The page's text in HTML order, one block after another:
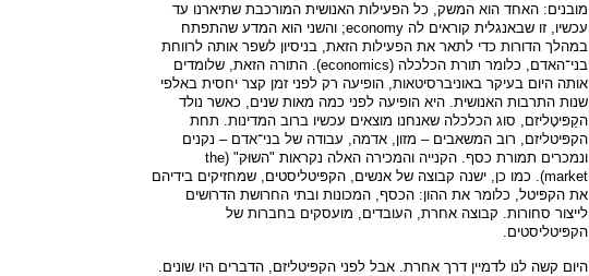
מובנים: האחד הוא המשק, כל הפעילות האנושית המורכבת שתיארנו עד
עכשיו, זו שבאנגלית קוראים לה economy; והשני הוא המדע שהתפתח
במהלך הדורות כדי לתאר את הפעילות הזאת, בניסיון לשפר אותה לרווחת
בני־האדם, כלומר תורת הכלכלה (economics). התורה הזאת, שלומדים
אותה היום בעיקר באוניברסיטאות, הופיעה רק לפני זמן קצר יחסית באלפי
שנות התרבות האנושית. היא הופיעה לפני כמה מאות שנים, כאשר נולד
הקַפּיטָליזם, סוג הכלכלה שאנחנו מוצאים עכשיו ברוב המדינות. תחת
הקפּיטליזם, רוב המשאבים – מזון, אדמה, עבודה של בני־אדם – נקנים
ונמכרים תמורת כסף. הקנייה והמכירה האלה נקראות "השוּק" (the
market). כמו כן, ישנה קבוצה של אנשים, הקפּיטליסטים, שמחזיקים בידיהם
את הקפּיטל, כלומר את ההון: הכסף, המכונות ובתי החרושת הדרושים
לייצור סחורות. קבוצה אחרת, העובדים, מועסקים בחברות של
הקפּיטליסטים.
היום קשה לנו לדמיין דרך אחרת. אבל לפני הקפּיטליזם, הדברים היו שונים.